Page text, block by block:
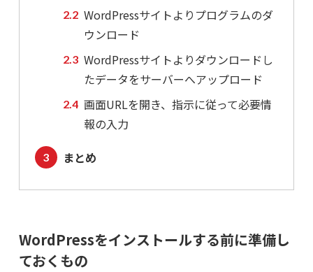
WordPressサイトよりプログラムのダ
ウンロード
WordPressサイトよりダウンロードし
たデータをサーバーへアップロード
画面URLを開き、指示に従って必要情
報の入力
まとめ
WordPressをインストールする前に準備し
ておくもの